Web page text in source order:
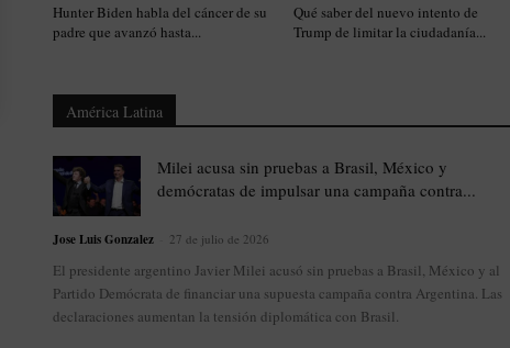
Hunter Biden habla del cáncer de su
padre que avanzó hasta...
Qué saber del nuevo intento de
Trump de limitar la ciudadanía...
América Latina
Milei acusa sin pruebas a Brasil, México y
demócratas de impulsar una campaña contra...
Jose Luis Gonzalez 27 de julio de 2026
El presidente argentino Javier Milei acusó sin pruebas a Brasil, México y al
Partido Demócrata de financiar una supuesta campaña contra Argentina. Las
declaraciones aumentan la tensión diplomática con Brasil.